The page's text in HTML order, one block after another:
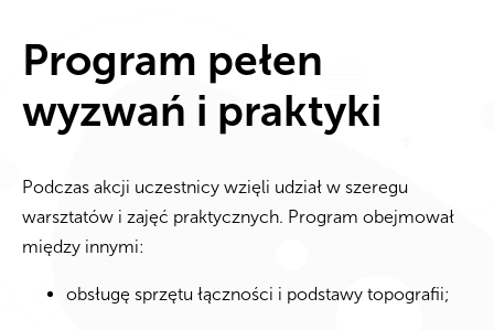
Program pełen
wyzwań i praktyki
Podczas akcji uczestnicy wzięli udział w szeregu
warsztatów i zajęć praktycznych. Program obejmował
między innymi:
obsługę sprzętu łączności i podstawy topografii;